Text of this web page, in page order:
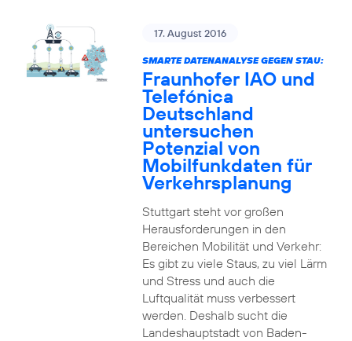
17. August 2016
SMARTE DATENANALYSE GEGEN STAU:
Fraunhofer IAO und
Telefónica
Deutschland
untersuchen
Potenzial von
Mobilfunkdaten für
Verkehrsplanung
Stuttgart steht vor großen
Herausforderungen in den
Bereichen Mobilität und Verkehr:
Es gibt zu viele Staus, zu viel Lärm
und Stress und auch die
Luftqualität muss verbessert
werden. Deshalb sucht die
Landeshauptstadt von Baden-